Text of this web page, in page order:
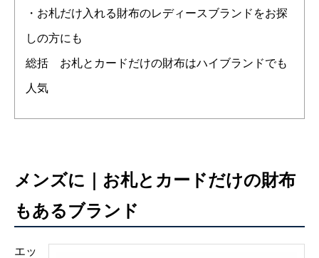
・お札だけ入れる財布のレディースブランドをお探
しの方にも
総括 お札とカードだけの財布はハイブランドでも
人気
メンズに｜お札とカードだけの財布
もあるブランド
エッ